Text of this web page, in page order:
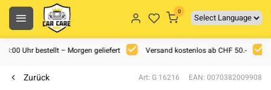
0
Uhr bestellt – Morgen geliefert Versand kostenlos ab CHF 50.-
Zurück Art: G 16216 EAN: 0070382009908